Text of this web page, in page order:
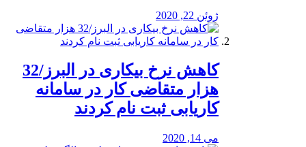
ژوئن 22, 2020
کاهش نرخ بیکاری در البرز/32
هزار متقاضی کار در سامانه
کاریابی ثبت نام کردند
می 14, 2020